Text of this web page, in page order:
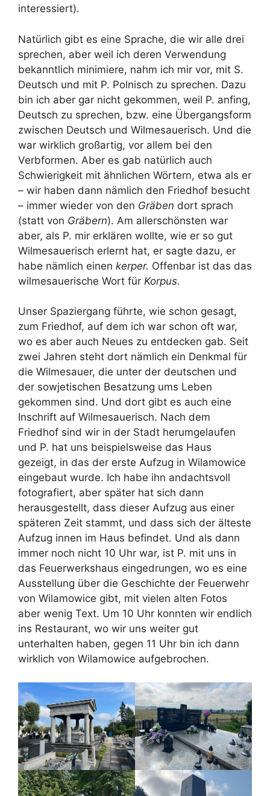
interessiert).
Natürlich gibt es eine Sprache, die wir alle drei
sprechen, aber weil ich deren Verwendung
bekanntlich minimiere, nahm ich mir vor, mit S.
Deutsch und mit P. Polnisch zu sprechen. Dazu
bin ich aber gar nicht gekommen, weil P. anfing,
Deutsch zu sprechen, bzw. eine Übergangsform
zwischen Deutsch und Wilmesauerisch. Und die
war wirklich großartig, vor allem bei den
Verbformen. Aber es gab natürlich auch
Schwierigkeit mit ähnlichen Wörtern, etwa als er
– wir haben dann nämlich den Friedhof besucht
– immer wieder von den Gräben dort sprach
(statt von Gräbern). Am allerschönsten war
aber, als P. mir erklären wollte, wie er so gut
Wilmesauerisch erlernt hat, er sagte dazu, er
habe nämlich einen kerper. Offenbar ist das das
wilmesauerische Wort für Korpus.
Unser Spaziergang führte, wie schon gesagt,
zum Friedhof, auf dem ich war schon oft war,
wo es aber auch Neues zu entdecken gab. Seit
zwei Jahren steht dort nämlich ein Denkmal für
die Wilmesauer, die unter der deutschen und
der sowjetischen Besatzung ums Leben
gekommen sind. Und dort gibt es auch eine
Inschrift auf Wilmesauerisch. Nach dem
Friedhof sind wir in der Stadt herumgelaufen
und P. hat uns beispielsweise das Haus
gezeigt, in das der erste Aufzug in Wilamowice
eingebaut wurde. Ich habe ihn andachtsvoll
fotografiert, aber später hat sich dann
herausgestellt, dass dieser Aufzug aus einer
späteren Zeit stammt, und dass sich der älteste
Aufzug innen im Haus befindet. Und als dann
immer noch nicht 10 Uhr war, ist P. mit uns in
das Feuerwerkshaus eingedrungen, wo es eine
Ausstellung über die Geschichte der Feuerwehr
von Wilamowice gibt, mit vielen alten Fotos
aber wenig Text. Um 10 Uhr konnten wir endlich
ins Restaurant, wo wir uns weiter gut
unterhalten haben, gegen 11 Uhr bin ich dann
wirklich von Wilamowice aufgebrochen.